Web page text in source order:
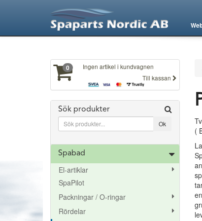
0
Ingen artikel i kundvagnen
Till kassan
Sök produkter
Spabad
El-artiklar
SpaPilot
Packningar / O-ringar
Rördelar
(